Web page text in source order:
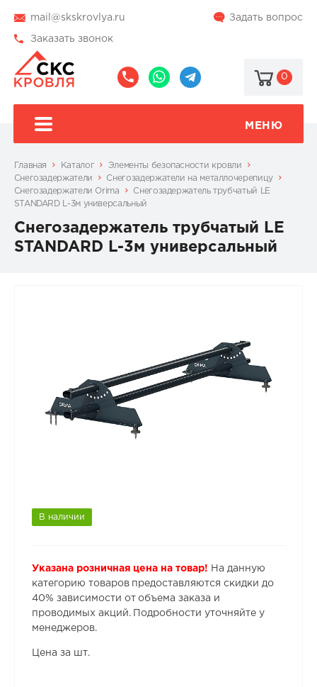
mail@skskrovlya.ru Задать вопрос
Заказать звонок
0
МЕНЮ
Главная Каталог
Элементы безопасности кровли
Снегозадержатели
Снегозадержатели на металлочерепицу
Снегозадержатели Orima
Снегозадержатель трубчатый LE
STANDARD L-3м универсальный
Снегозадержатель трубчатый LE
STANDARD L-3м универсальный
В наличии
Указана розничная цена на товар! На данную
категорию товаров предоставляются скидки до
40% зависимости от объема заказа и
проводимых акций. Подробности уточняйте у
менеджеров.
Цена за шт.